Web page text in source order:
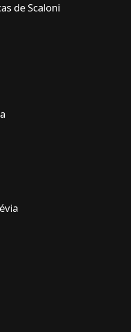
de Scaloni